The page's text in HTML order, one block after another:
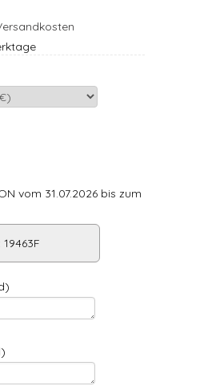
vom 31.07.2026 bis zum
19463F